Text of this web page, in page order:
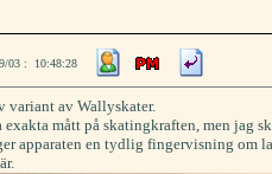
03 : 10:48:28
variant av Wallyskater.
exakta mått på skatingkraften, men jag
apparaten en tydlig fingervisning om